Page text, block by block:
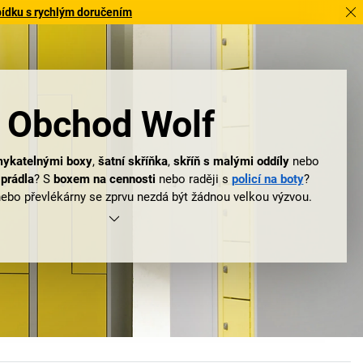
s rychlým doručením
Obchod Wolf
boxy, šatní skříňka, skříň s malými oddíly nebo
? S boxem na cennosti nebo raději s policí na boty?
převlékárny se zprvu nezdá být žádnou velkou výzvou.
zařízení sociálních prostor je vědou samo o sobě!
Spolehnout se přitom můžete na téměř 100 let
společnost byla založena již v roce 1923 mechanikem
ze široce rozvrstveného sortimentu směrem k ocelovým